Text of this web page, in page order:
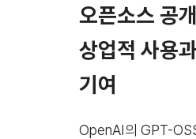
오픈소스 공
상업적 사용
기여
OpenAI의 GPT-